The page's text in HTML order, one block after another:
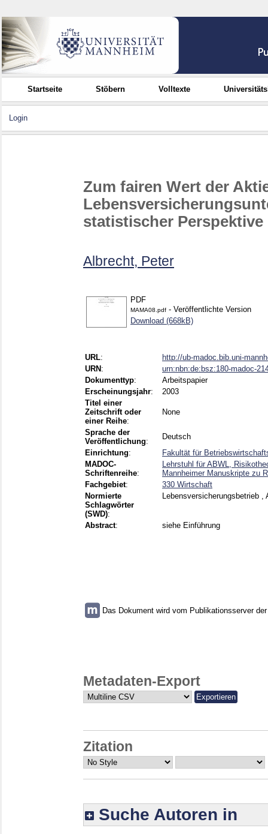
Startseite Stöbern Volltexte
Login
Zum fairen Wert der
statistischer Perspektive
Albrecht, Peter
PDF
MAMA08.pdf - Veröffentlichte Version
Download (668kB)
URL:
http://ub-madoc.bib.uni-
URN :
urn:nbn:de:bsz:180-madoc-
Dokumenttyp:
Arbeitspapier
Erscheinungsjahr:
2003
Titel einer
Zeitschrift oder
einer Reihe:
None
Sprache der
Veröffentlichung:
Deutsch
Einrichtung:
Fakultät für
MADOC-
Schriftenreihe:
Lehrstuhl für ABWL,
Mannheimer Manuskripte zu
Fachgebiet:
330 Wirtschaft
Normierte
Schlagwörter
(SWD):
Lebensversicherungsbetrieb ,
Abstract: siehe Einführung
Das Dokument wird vom Publikationsserver
Metadaten-Export
Zitation
Suche Autoren in